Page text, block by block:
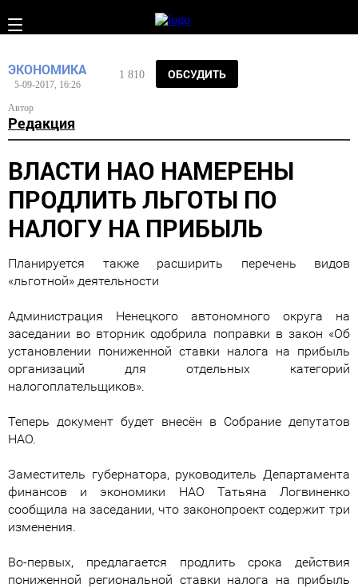
ЭКОНОМИКА
5-09-2017, 16:26
Автор
Редакция
1 810 ОБСУДИТЬ
ВЛАСТИ НАО НАМЕРЕНЫ
ПРОДЛИТЬ ЛЬГОТЫ ПО
НАЛОГУ НА ПРИБЫЛЬ
Планируется также расширить перечень видов
«льготной» деятельности
Администрация Ненецкого автономного округа на
заседании во вторник одобрила поправки в закон «Об
установлении пониженной ставки налога на прибыль
организаций для отдельных категорий
налогоплательщиков».
Теперь документ будет внесён в Собрание депутатов
НАО.
Заместитель губернатора, руководитель Департамента
финансов и экономики НАО Татьяна Логвиненко
сообщила на заседании, что законопроект содержит три
изменения.
Во-первых, предлагается продлить срока действия
пониженной региональной ставки налога на прибыль